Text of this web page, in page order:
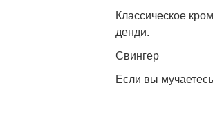
Классическое
денди.
Свингер
Если вы